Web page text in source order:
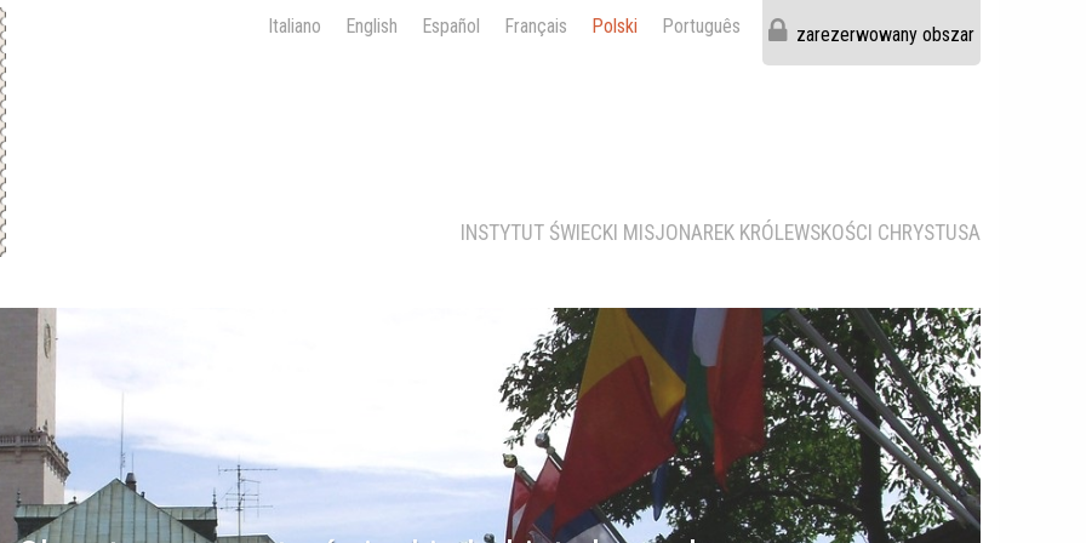
zarezerwowany obszar
Italiano English Español Français Polski Português
INSTYTUT ŚWIECKI MISJONAREK KRÓLEWSKOŚCI CHRYSTUSA